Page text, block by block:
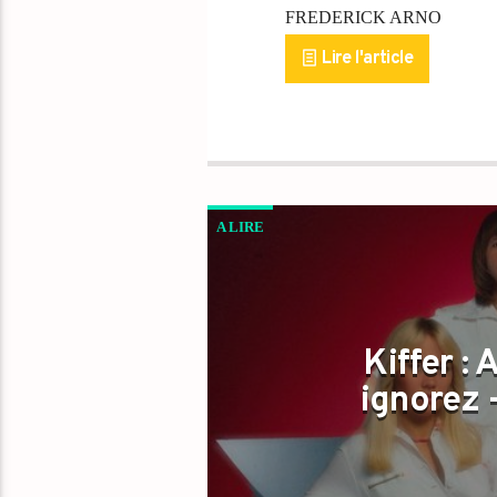
FREDERICK ARNO
Lire l'article
A LIRE
Kiffer :
ignorez